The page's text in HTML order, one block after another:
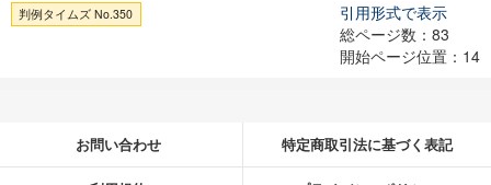
判例タイムズ No.350
引用形式で表示
総ページ数：83
開始ページ位置：14
お問い合わせ 特定商取引法に基づく表記